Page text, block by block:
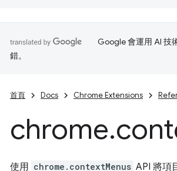
Google 會運用 AI 技
錯。
首頁 Docs Chrome Extensions
chrome.
使用 chrome.contextMenus API 將項